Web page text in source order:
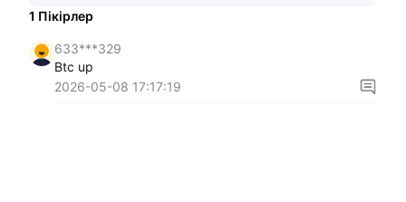
1 Пікірлер
633***329
Btc up
2026-05-08 17:17:19